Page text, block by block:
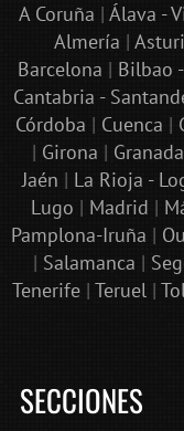
A Coruña | Álava -
Almería |
Barcelona | Bilbao
Cantabria -
Córdoba | Cuenca |
| Girona | Granada
Jaén | La Rioja -
Lugo | Madrid |
Pamplona-Iruña |
| Salamanca |
Tenerife| Teruel|
SECCIONES